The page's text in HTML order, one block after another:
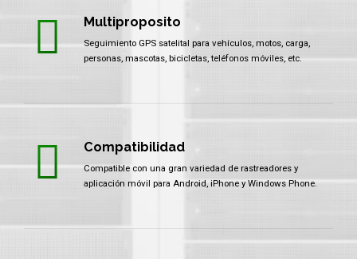
Multiproposito
Seguimiento GPS satelital para vehículos, motos, carga,
personas, mascotas, bicicletas, teléfonos móviles, etc.
Compatibilidad
Compatible con una gran variedad de rastreadores y
aplicación móvil para Android, iPhone y Windows Phone.